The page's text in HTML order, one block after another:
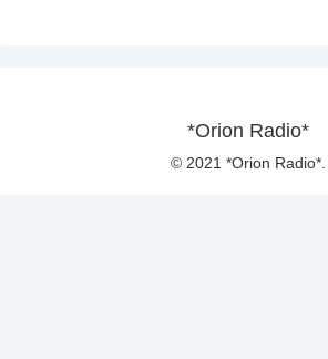
*Orion Radio*
© 2021 *Orion Radio*.